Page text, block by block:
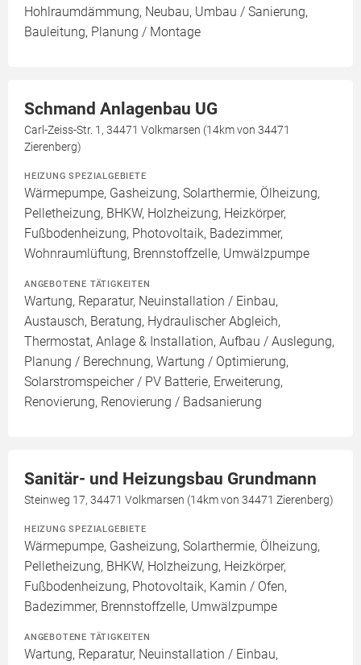
Hohlraumdämmung, Neubau, Umbau / Sanierung,
Bauleitung, Planung / Montage
Schmand Anlagenbau UG
Carl-Zeiss-Str. 1, 34471 Volkmarsen (14km von 34471
Zierenberg)
HEIZUNG SPEZIALGEBIETE
Wärmepumpe, Gasheizung, Solarthermie, Ölheizung,
Pelletheizung, BHKW, Holzheizung, Heizkörper,
Fußbodenheizung, Photovoltaik, Badezimmer,
Wohnraumlüftung, Brennstoffzelle, Umwälzpumpe
ANGEBOTENE TÄTIGKEITEN
Wartung, Reparatur, Neuinstallation / Einbau,
Austausch, Beratung, Hydraulischer Abgleich,
Thermostat, Anlage & Installation, Aufbau / Auslegung,
Planung / Berechnung, Wartung / Optimierung,
Solarstromspeicher / PV Batterie, Erweiterung,
Renovierung, Renovierung / Badsanierung
Sanitär- und Heizungsbau Grundmann
Steinweg 17, 34471 Volkmarsen (14km von 34471 Zierenberg)
HEIZUNG SPEZIALGEBIETE
Wärmepumpe, Gasheizung, Solarthermie, Ölheizung,
Pelletheizung, BHKW, Holzheizung, Heizkörper,
Fußbodenheizung, Photovoltaik, Kamin / Ofen,
Badezimmer, Brennstoffzelle, Umwälzpumpe
ANGEBOTENE TÄTIGKEITEN
Wartung, Reparatur, Neuinstallation / Einbau,